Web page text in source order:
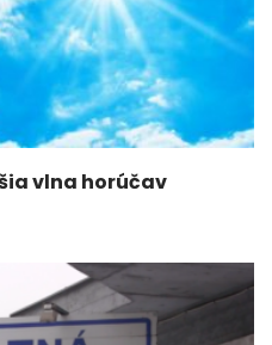
vlna horúčav